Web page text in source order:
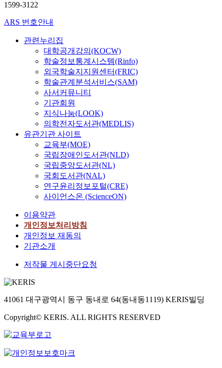
1599-3122
ARS 번호안내
관련누리집
대학공개강의(KOCW)
학술정보통계시스템(Rinfo)
외국학술지지원센터(FRIC)
학술관계분석서비스(SAM)
사서커뮤니티
기관회원
지식나눔(LOOK)
의학전자도서관(MEDLIS)
유관기관 사이트
교육부(MOE)
국립장애인도서관(NLD)
국립중앙도서관(NL)
국회도서관(NAL)
연구윤리정보포털(CRE)
사이언스온 (ScienceON)
이용약관
개인정보처리방침
개인정보 재동의
기관소개
저작물 게시중단요청
41061 대구광역시 동구 동내로 64(동내동1119) KERIS빌딩
Copyright© KERIS. ALL RIGHTS RESERVED